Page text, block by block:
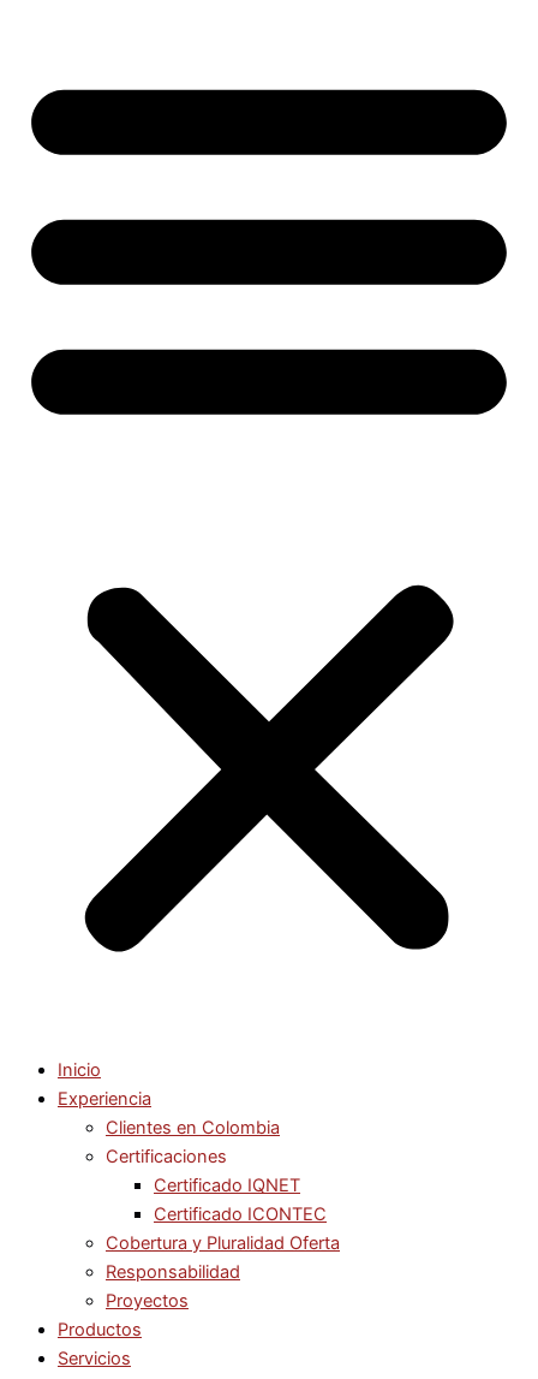
Inicio
Experiencia
Clientes en Colombia
Certificaciones
Certificado IQNET
Certificado ICONTEC
Cobertura y Pluralidad Oferta
Responsabilidad
Proyectos
Productos
Servicios